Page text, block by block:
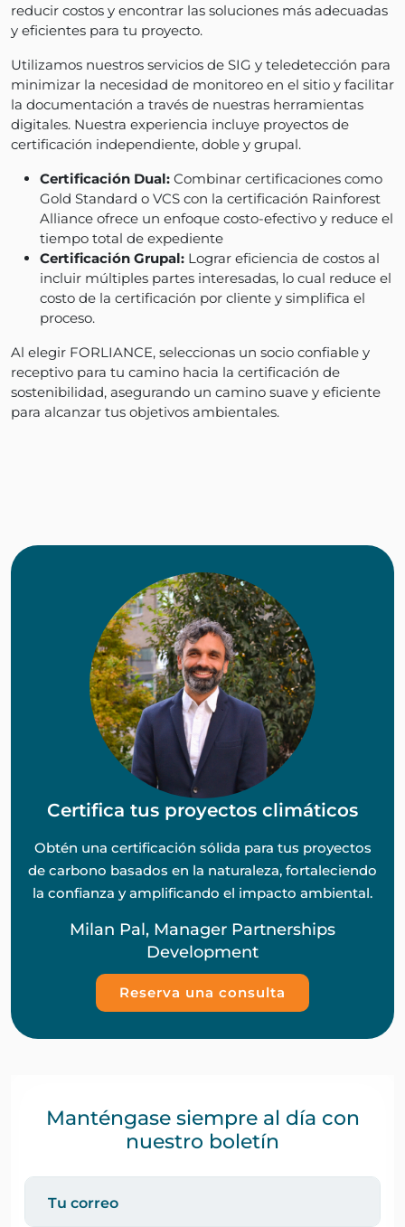
reducir costos y encontrar las soluciones más adecuadas
y eficientes para tu proyecto.
Utilizamos nuestros servicios de SIG y teledetección para
minimizar la necesidad de monitoreo en el sitio y facilitar
la documentación a través de nuestras herramientas
digitales. Nuestra experiencia incluye proyectos de
certificación independiente, doble y grupal.
Certificación Dual: Combinar certificaciones como
Gold Standard o VCS con la certificación Rainforest
Alliance ofrece un enfoque costo-efectivo y reduce el
tiempo total de expediente
Certificación Grupal: Lograr eficiencia de costos al
incluir múltiples partes interesadas, lo cual reduce el
costo de la certificación por cliente y simplifica el
proceso.
Al elegir FORLIANCE, seleccionas un socio confiable y
receptivo para tu camino hacia la certificación de
sostenibilidad, asegurando un camino suave y eficiente
para alcanzar tus objetivos ambientales.
Certifica tus proyectos climáticos
Obtén una certificación sólida para tus proyectos
de carbono basados en la naturaleza, fortaleciendo
la confianza y amplificando el impacto ambiental.
Milan Pal, Manager Partnerships
Development
Reserva una consulta
Manténgase siempre al día con
nuestro boletín